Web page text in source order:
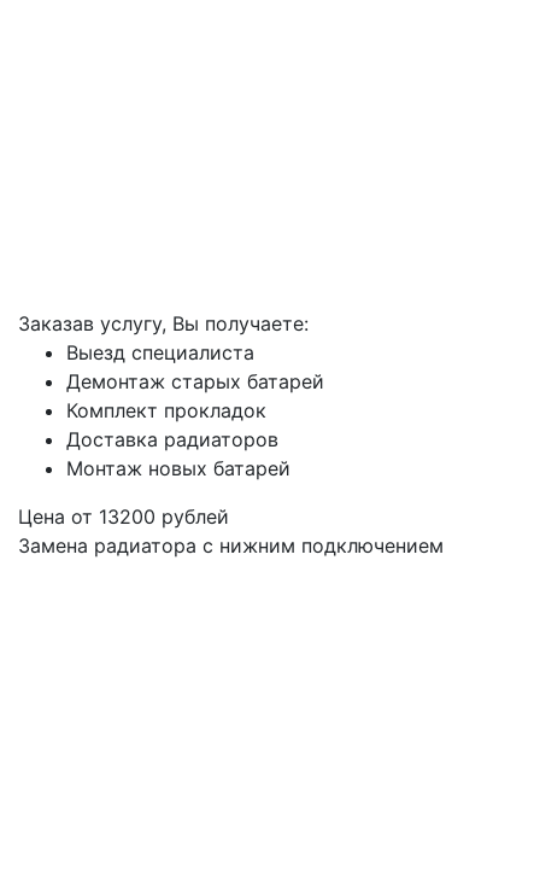
Заказав услугу, Вы получаете:
Выезд специалиста
Демонтаж старых батарей
Комплект прокладок
Доставка радиаторов
Монтаж новых батарей
Цена от 13200 рублей
Замена радиатора с нижним подключением